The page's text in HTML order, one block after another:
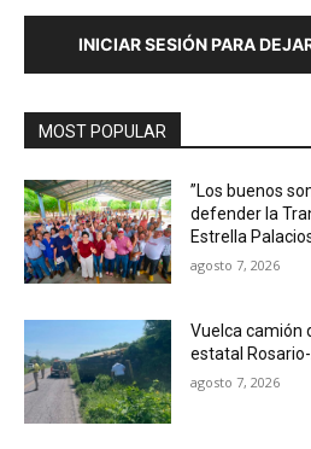
INICIAR SESIÓN PARA
MOST POPULAR
”Los buenos
defender la
Estrella
agosto 7, 2026
Vuelca camión
estatal
agosto 7, 2026